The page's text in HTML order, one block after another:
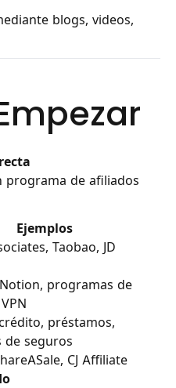
blogs, videos,
programa de afiliados
Ejemplos
Taobao, JD
programas de
préstamos,
de seguros
CJ Affiliate